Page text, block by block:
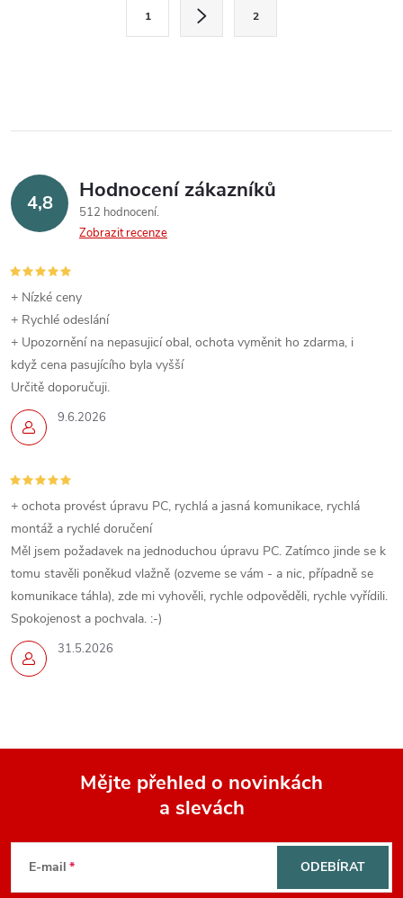
í
p
v
k
y
v
ý
p
i
s
u
k
v
á
n
1 2
4,8 Hodnocení zákazníků
512 hodnocení
Zobrazit recenze
9.6.2026
+ Nízké ceny
+ Rychlé odeslání
+ Upozornění na nepasujicí obal, ochota vyměnit ho zdarma, i
když cena pasujícího byla vyšší
Určitě doporučuji.
31.5.2026
+ ochota provést úpravu PC, rychlá a jasná komunikace, rychlá
montáž a rychlé doručení
Měl jsem požadavek na jednoduchou úpravu PC. Zatímco jinde se k
tomu stavěli poněkud vlažně (ozveme se vám - a nic, případně se
komunikace táhla), zde mi vyhověli, rychle odpověděli, rychle vyřídili.
Spokojenost a pochvala. :-)
Mějte přehled o novinkách
a slevách
E-mail ODEBÍRAT